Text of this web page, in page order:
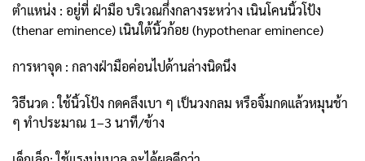
ตำแหน่ง : อยู่ที่ ฝ่ามือ บริเวณกึ่งกลางระหว่าง เนินโคนนิ้วโป้ง
(thenar eminence) เนินใต้นิ้วก้อย (hypothenar eminence)
การหาจุด : กลางฝ่ามือค่อนไปด้านล่างนิดนึง
วิธีนวด : ใช้นิ้วโป้ง กดคลึงเบา ๆ เป็นวงกลม หรือจิ้มกดแล้วหมุนช้า
ๆ ทำประมาณ 1–3 นาที/ข้าง